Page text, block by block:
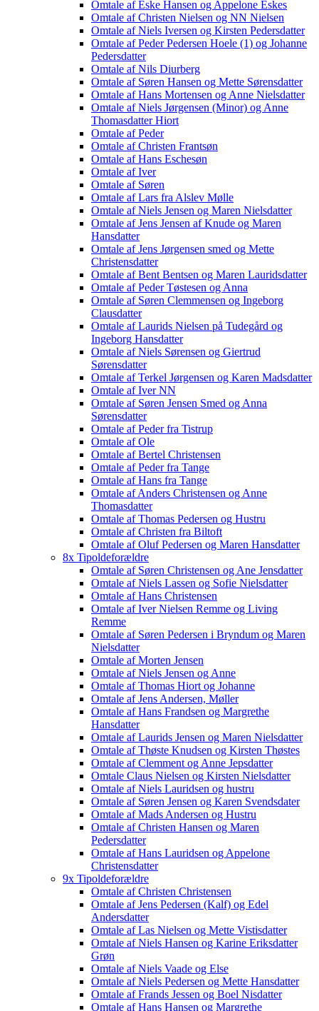
Omtale af Eske Hansen og Appelone Eskes
Omtale af Christen Nielsen og NN Nielsen
Omtale af Niels Iversen og Kirsten Pedersdatter
Omtale af Peder Pedersen Hoele (1) og Johanne
Pedersdatter
Omtale af Nils Diurberg
Omtale af Søren Hansen og Mette Sørensdatter
Omtale af Hans Mortensen og Anne Nielsdatter
Omtale af Niels Jørgensen (Minor) og Anne
Thomasdatter Hiort
Omtale af Peder
Omtale af Christen Frantsøn
Omtale af Hans Eschesøn
Omtale af Iver
Omtale af Søren
Omtale af Lars fra Alslev Mølle
Omtale af Niels Jensen og Maren Nielsdatter
Omtale af Jens Jensen af Knude og Maren
Hansdatter
Omtale af Jens Jørgensen smed og Mette
Christensdatter
Omtale af Bent Bentsen og Maren Lauridsdatter
Omtale af Peder Tøstesen og Anna
Omtale af Søren Clemmensen og Ingeborg
Clausdatter
Omtale af Laurids Nielsen på Tudegård og
Ingeborg Hansdatter
Omtale af Niels Sørensen og Giertrud
Sørensdatter
Omtale af Terkel Jørgensen og Karen Madsdatter
Omtale af Iver NN
Omtale af Søren Jensen Smed og Anna
Sørensdatter
Omtale af Peder fra Tistrup
Omtale af Ole
Omtale af Bertel Christensen
Omtale af Peder fra Tange
Omtale af Hans fra Tange
Omtale af Anders Christensen og Anne
Thomasdatter
Omtale af Thomas Pedersen og Hustru
Omtale af Christen fra Biltoft
Omtale af Oluf Pedersen og Maren Hansdatter
8x Tipoldeforældre
Omtale af Søren Christensen og Ane Jensdatter
Omtale af Niels Lassen og Sofie Nielsdatter
Omtale af Hans Christensen
Omtale af Iver Nielsen Remme og Living
Remme
Omtale af Søren Pedersen i Bryndum og Maren
Nielsdatter
Omtale af Morten Jensen
Omtale af Niels Jensen og Anne
Omtale af Thomas Hiort og Johanne
Omtale af Jens Andersen, Møller
Omtale af Hans Frandsen og Margrethe
Hansdatter
Omtale af Laurids Jensen og Maren Nielsdatter
Omtale af Thøste Knudsen og Kirsten Thøstes
Omtale af Clemment og Anne Jepsdatter
Omtale Claus Nielsen og Kirsten Nielsdatter
Omtale af Niels Lauridsen og hustru
Omtale af Søren Jensen og Karen Svendsdater
Omtale af Mads Andersen og Hustru
Omtale af Christen Hansen og Maren
Pedersdatter
Omtale af Hans Lauridsen og Appelone
Christensdatter
9x Tipoldeforældre
Omtale af Christen Christensen
Omtale af Jens Pedersen (Kalf) og Edel
Andersdatter
Omtale af Las Nielsen og Mette Vistisdatter
Omtale af Niels Hansen og Karine Eriksdatter
Grøn
Omtale af Niels Vaade og Else
Omtale af Niels Pedersen og Mette Hansdatter
Omtale af Frands Jessen og Boel Nisdatter
Omtale af Hans Hansen og Margrethe